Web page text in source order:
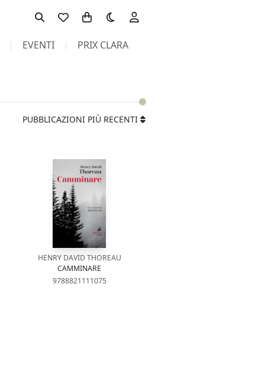
Toggle theme
EVENTI PRIX CLARA
PUBBLICAZIONI PIÙ RECENTI
HENRY DAVID THOREAU
CAMMINARE
9788821111075